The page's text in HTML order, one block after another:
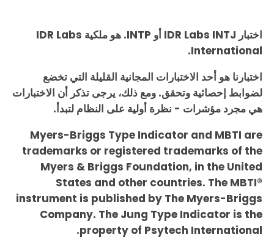
اختبار IDR Labs INTJ أو INTP. هو ملكية IDR Labs
International.
اختبارنا هو أحد الاختبارات المجانية القليلة التي تخضع
لضوابط إحصائية وتحقق. ومع ذلك، يرجى تذكر أن الاختبارات
هي مجرد مؤشرات - نظرة أولية على النظام لتبدأ.
Myers-Briggs Type Indicator and MBTI are
trademarks or registered trademarks of the
Myers & Briggs Foundation, in the United
States and other countries. The MBTI®
instrument is published by The Myers-Briggs
Company. The Jung Type Indicator is the
property of Psytech International.